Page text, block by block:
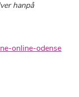
hanpå
online-odense